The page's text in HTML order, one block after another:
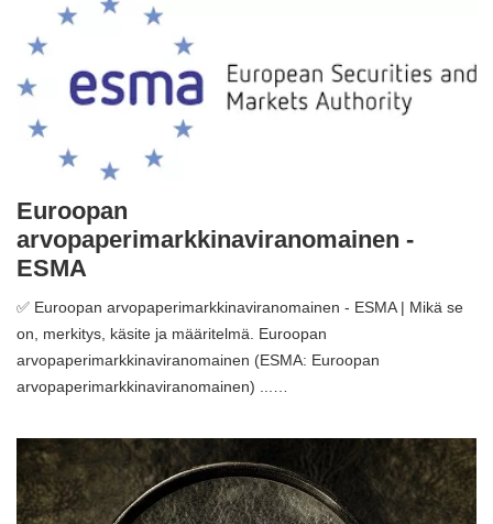
Euroopan
arvopaperimarkkinaviranomainen -
ESMA
✅ Euroopan arvopaperimarkkinaviranomainen - ESMA | Mikä se
on, merkitys, käsite ja määritelmä. Euroopan
arvopaperimarkkinaviranomainen (ESMA: Euroopan
arvopaperimarkkinaviranomainen) ...…